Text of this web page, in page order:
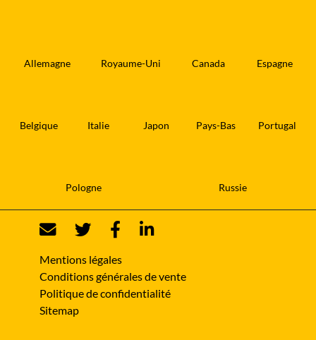
Allemagne Royaume-Uni Canada Espagne
Belgique Italie Japon Pays-Bas Portugal
Pologne Russie
Mentions légales
Conditions générales de vente
Politique de confidentialité
Sitemap